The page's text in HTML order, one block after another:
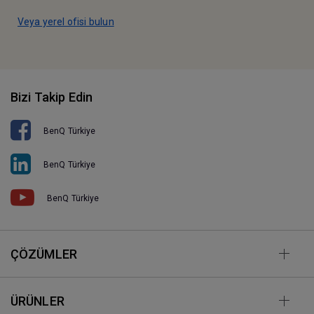
Veya yerel ofisi bulun
Bizi Takip Edin
BenQ Türkiye
BenQ Türkiye
BenQ Türkiye
ÇÖZÜMLER
ÜRÜNLER